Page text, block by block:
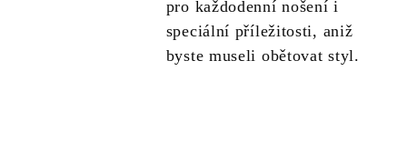
pro každodenní nošení i
speciální příležitosti, aniž
byste museli obětovat styl.